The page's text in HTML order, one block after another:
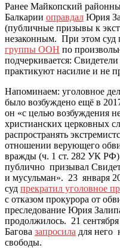
Ранее Майкопский
Балкарии оправдал Юрия
(публичные призывы к
незаконным. При этом суд
группы ООН по
подчеркивается:
практикуют насилие и не
Напоминаем: уголовное
было возбуждено ещё в
он «с целью возбуждения
христианских церковных
распространять
отношении верующего
вражды (ч. 1 ст. 282 УК
публично призывал
и мусульман». 23 января
суд прекратил уголовное
с отказом прокурора от
преследование Юрия
продолжилось. 21
Багова запросила для него
свободы.